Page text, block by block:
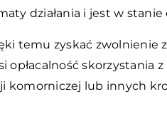
działania i jest w
temu zyskać zwolnienie
skorzystania
komorniczej lub innych